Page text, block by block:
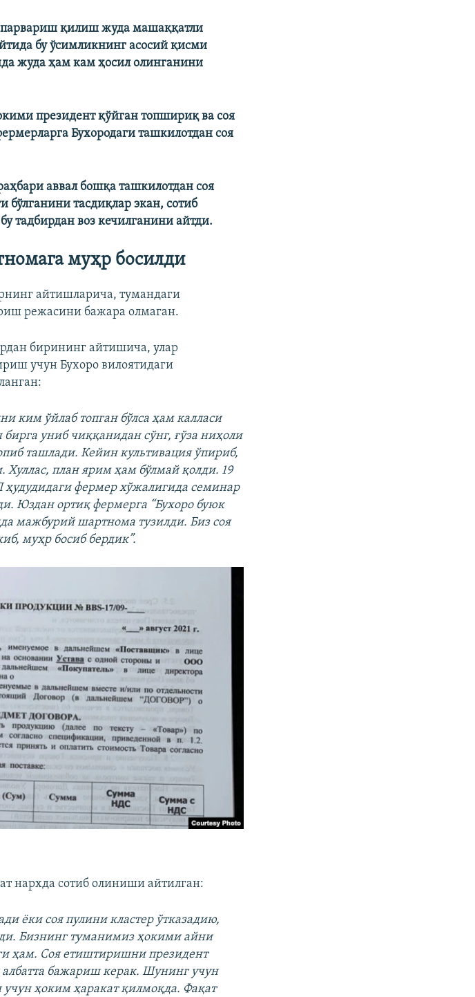
қилиш жуда машаққатли
бу ўсимликнинг асосий қисми
жуда ҳам кам ҳосил олинганини
президент қўйган топшириқ ва соя
Бухородаги ташкилотдан соя
аввал бошқа ташкилотдан соя
тасдиқлар экан, сотиб
тадбирдан воз кечилганини айтди.
муҳр босилди
айтишларича, тумандаги
режасини бажара олмаган.
бирининг айтишича, улар
учун Бухоро вилоятидаги
ким ўйлаб топган бўлса ҳам калласи
униб чиққанидан сўнг, ғўза ниҳоли
ташлади. Кейин культивация ўпириб,
план ярим ҳам бўлмай қолди. 19
ҳудудидаги фермер хўжалигида семинар
Юздан ортиқ фермерга “Бухоро буюк
мажбурий шартнома тузилди. Биз соя
муҳр босиб бердик”.
нархда сотиб олиниши айтилган:
ёки соя пулини кластер ўтказадию,
Бизнинг туманимиз ҳокими айни
ҳам. Соя етиштиришни президент
бажариш керак. Шунинг учун
ҳоким ҳаракат қилмоқда. Фақат